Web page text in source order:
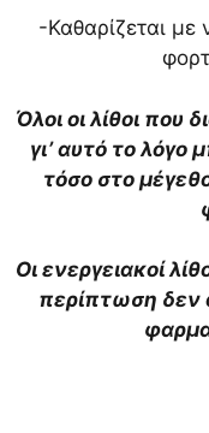
-Καθαρίζεται
Όλοι οι λίθοι που
γι’ αυτό το λόγο
τόσο στο
Οι ενεργειακοί
περίπτωση δεν